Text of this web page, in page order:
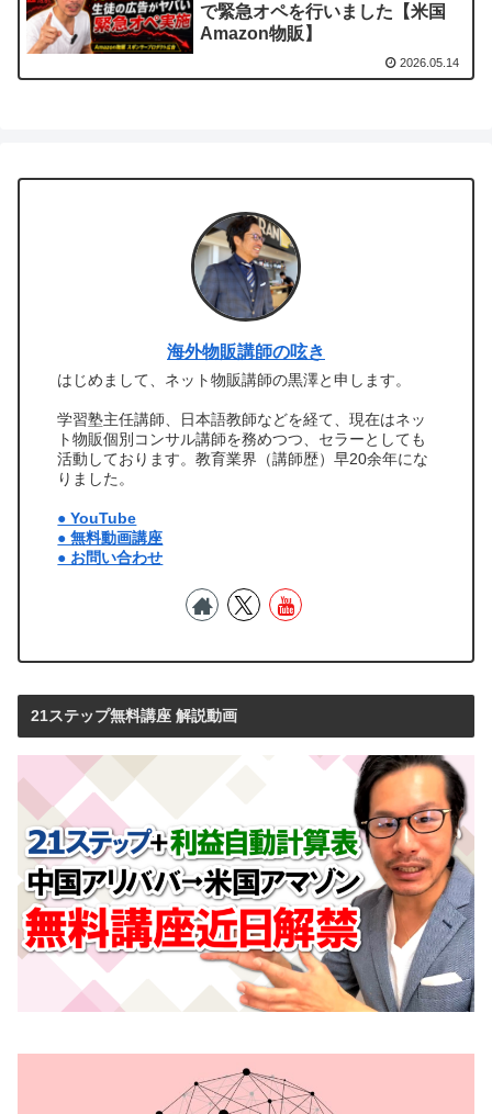
で緊急オペを行いました【米国
Amazon物販】
2026.05.14
海外物販講師の呟き
はじめまして、ネット物販講師の黒澤と申します。
学習塾主任講師、日本語教師などを経て、現在はネッ
ト物販個別コンサル講師を務めつつ、セラーとしても
活動しております。教育業界（講師歴）早20余年にな
りました。
● YouTube
● 無料動画講座
● お問い合わせ
21ステップ無料講座 解説動画